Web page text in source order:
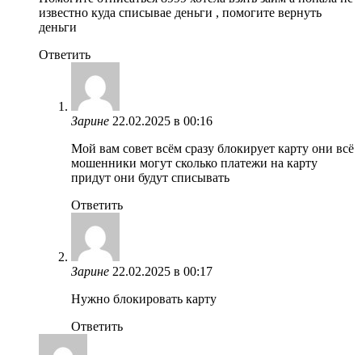
известно куда списывае деньги , помогите вернуть
деньги
Ответить
Зарине 22.02.2025 в 00:16
Мой вам совет всём сразу блокирует карту они всё
мошенники могут сколько платежи на карту
придут они будут списывать
Ответить
Зарине 22.02.2025 в 00:17
Нужно блокировать карту
Ответить